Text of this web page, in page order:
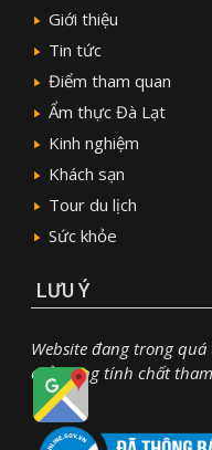
Giới thiệu
Tin tức
Điểm tham quan
Ẩm thực Đà Lạt
Kinh nghiệm
Khách sạn
Tour du lịch
Sức khỏe
LƯU Ý
Website đang trong
chỉ mang tính chất